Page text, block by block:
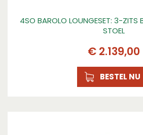
4SO BAROLO LOUNGESET: 3-ZITS
STOEL
€ 2.139,00
BESTEL NU